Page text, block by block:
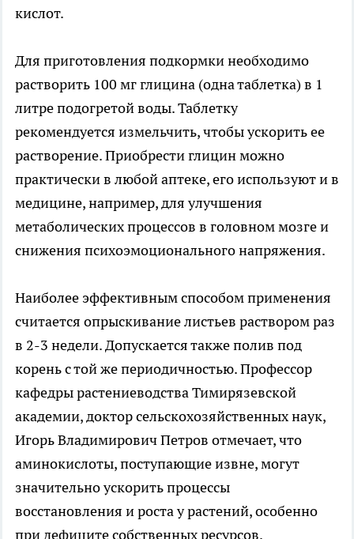
кислот.
Для приготовления подкормки необходимо
растворить 100 мг глицина (одна таблетка) в 1
литре подогретой воды. Таблетку
рекомендуется измельчить, чтобы ускорить ее
растворение. Приобрести глицин можно
практически в любой аптеке, его используют и в
медицине, например, для улучшения
метаболических процессов в головном мозге и
снижения психоэмоционального напряжения.
Наиболее эффективным способом применения
считается опрыскивание листьев раствором раз
в 2-3 недели. Допускается также полив под
корень с той же периодичностью. Профессор
кафедры растениеводства Тимирязевской
академии, доктор сельскохозяйственных наук,
Игорь Владимирович Петров отмечает, что
аминокислоты, поступающие извне, могут
значительно ускорить процессы
восстановления и роста у растений, особенно
при дефиците собственных ресурсов.